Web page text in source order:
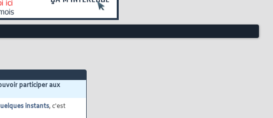
participer aux
instants, c'est